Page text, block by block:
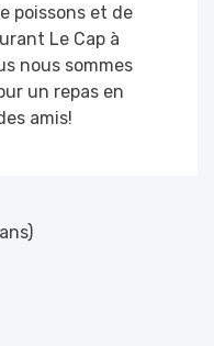
poissons et de
Le Cap à
nous sommes
un repas en
amis!